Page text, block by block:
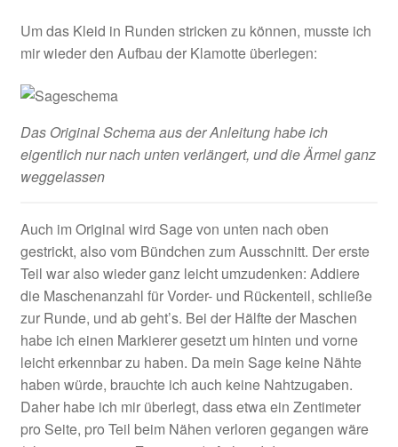
Um das Kleid in Runden stricken zu können, musste ich
mir wieder den Aufbau der Klamotte überlegen:
Das Original Schema aus der Anleitung habe ich
eigentlich nur nach unten verlängert, und die Ärmel ganz
weggelassen
Auch im Original wird Sage von unten nach oben
gestrickt, also vom Bündchen zum Ausschnitt. Der erste
Teil war also wieder ganz leicht umzudenken: Addiere
die Maschenanzahl für Vorder- und Rückenteil, schließe
zur Runde, und ab geht’s. Bei der Hälfte der Maschen
habe ich einen Markierer gesetzt um hinten und vorne
leicht erkennbar zu haben. Da mein Sage keine Nähte
haben würde, brauchte ich auch keine Nahtzugaben.
Daher habe ich mir überlegt, dass etwa ein Zentimeter
pro Seite, pro Teil beim Nähen verloren gegangen wäre